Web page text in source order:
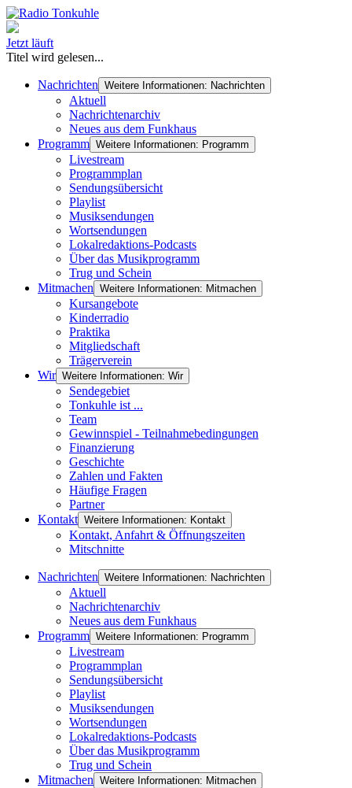
Jetzt läuft
Titel wird gelesen...
Nachrichten Weitere Informationen: Nachrichten
Aktuell
Nachrichtenarchiv
Neues aus dem Funkhaus
Programm Weitere Informationen: Programm
Livestream
Programmplan
Sendungsübersicht
Playlist
Musiksendungen
Wortsendungen
Lokalredaktions-Podcasts
Über das Musikprogramm
Trug und Schein
Mitmachen Weitere Informationen: Mitmachen
Kursangebote
Kinderradio
Praktika
Mitgliedschaft
Trägerverein
Wir Weitere Informationen: Wir
Sendegebiet
Tonkuhle ist ...
Team
Gewinnspiel - Teilnahmebedingungen
Finanzierung
Geschichte
Zahlen und Fakten
Häufige Fragen
Partner
Kontakt Weitere Informationen: Kontakt
Kontakt, Anfahrt & Öffnungszeiten
Mitschnitte
Nachrichten Weitere Informationen: Nachrichten
Aktuell
Nachrichtenarchiv
Neues aus dem Funkhaus
Programm Weitere Informationen: Programm
Livestream
Programmplan
Sendungsübersicht
Playlist
Musiksendungen
Wortsendungen
Lokalredaktions-Podcasts
Über das Musikprogramm
Trug und Schein
Mitmachen Weitere Informationen: Mitmachen